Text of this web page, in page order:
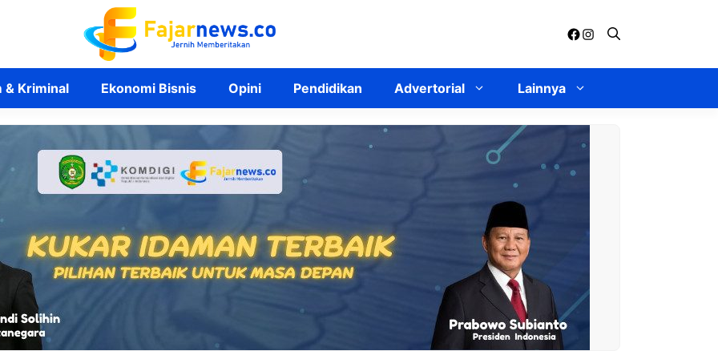
Facebook
Instagram
& Kriminal Ekonomi Bisnis Opini Pendidikan Advertorial Lainnya